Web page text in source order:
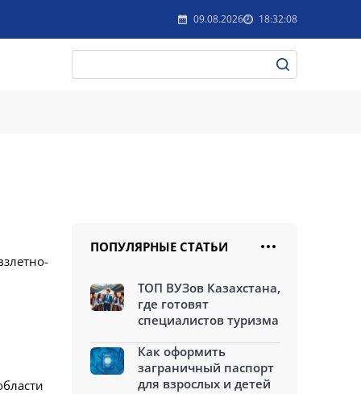
09.08.2026 18:32:08
ПОПУЛЯРНЫЕ СТАТЬИ
ТОП ВУЗов Казахстана,
где готовят
специалистов туризма
Как оформить
заграничный паспорт
для взрослых и детей